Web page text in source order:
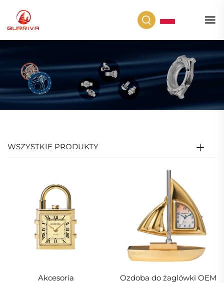
WSZYSTKIE PRODUKTY
Akcesoria
Ozdoba do żaglówki OEM